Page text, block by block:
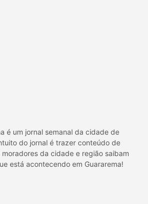
é um jornal semanal da cidade de
do jornal é trazer conteúdo de
da cidade e região saibam
está acontecendo em Guararema!